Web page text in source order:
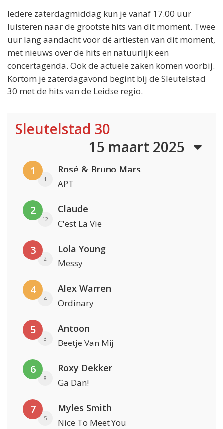
Iedere zaterdagmiddag kun je vanaf 17.00 uur
luisteren naar de grootste hits van dit moment. Twee
uur lang aandacht voor dé artiesten van dit moment,
met nieuws over de hits en natuurlijk een
concertagenda. Ook de actuele zaken komen voorbij.
Kortom je zaterdagavond begint bij de Sleutelstad
30 met de hits van de Leidse regio.
Sleutelstad 30
15 maart 2025
1
1
Rosé & Bruno Mars
APT
2
12
Claude
C'est La Vie
3
2
Lola Young
Messy
4
4
Alex Warren
Ordinary
5
3
Antoon
Beetje Van Mij
6
8
Roxy Dekker
Ga Dan!
7
5
Myles Smith
Nice To Meet You